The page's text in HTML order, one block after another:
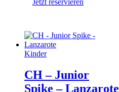
Kinder
CH – Junior
Spike – Lanzarote